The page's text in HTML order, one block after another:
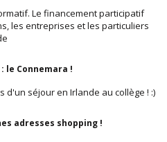
Le financement participatif
les entreprises et les particuliers
le Connemara !
d'un séjour en Irlande au collège ! :)
adresses shopping !